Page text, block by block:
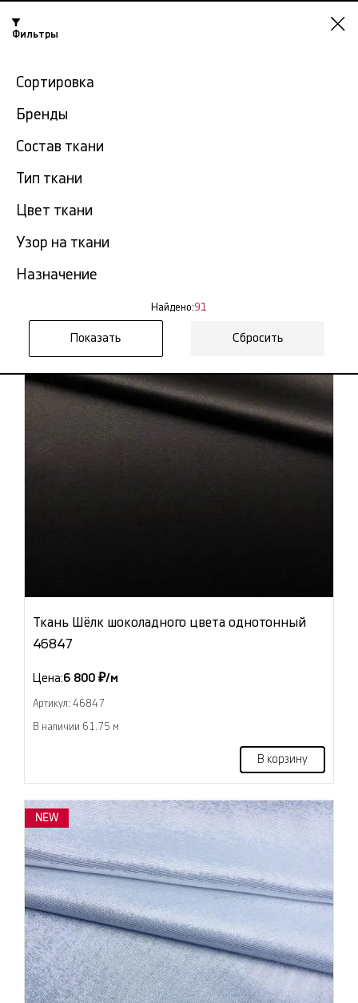
Казань
-15% на ткани по промокоду NY15
Главная Ткань атлас
Однотонный атлас в
Казани
Фильтр
Показать все
Фильтры
Сортировка
Бренды
Состав ткани
Тип ткани
Цвет ткани
Узор на ткани
Назначение
Найдено:91
Сбросить
Ткань Шёлк шоколадного цвета однотонный
46847
Цена:6 800 ₽/м
Артикул: 46847
В наличии 61.75 м
В корзину
NEW